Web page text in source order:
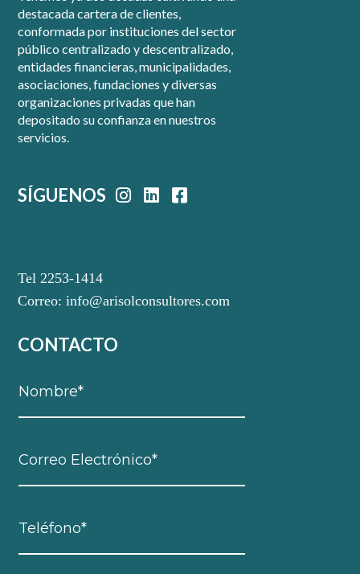
destacada cartera de clientes,
conformada por instituciones del sector
público centralizado y descentralizado,
entidades financieras, municipalidades,
asociaciones, fundaciones y diversas
organizaciones privadas que han
depositado su confianza en nuestros
servicios.
SÍGUENOS
Tel 2253-1414
Correo:info@arisolconsultores.com
CONTACTO